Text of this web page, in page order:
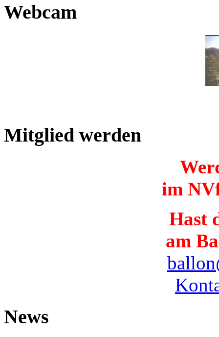
Webcam
Mitglied werden
im
Hast
am
News